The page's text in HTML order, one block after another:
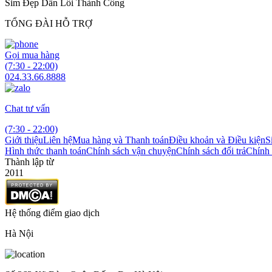
Sim Đẹp Dẫn Lối Thành Công
TỔNG ĐÀI HỖ TRỢ
Gọi mua hàng
(7:30 - 22:00)
024.33.66.8888
Chat tư vấn
(7:30 - 22:00)
Giới thiệuLiên hệMua hàng và Thanh toánĐiều khoản và Điều kiện
Hình thức thanh toánChính sách vận chuyệnChính sách đổi trảChính
Thành lập từ
2011
Hệ thống điểm giao dịch
Hà Nội